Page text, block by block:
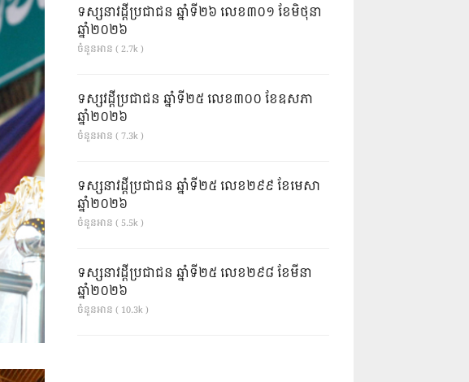
ទស្សនាវដ្ដីប្រជាជន ឆ្នាំទី២៦ លេខ៣០១ ខែមិថុនា
ឆ្នាំ២០២៦
ចំនួនអាន ( 2.7k )
ទស្សវដ្តីប្រជាជន ឆ្នាំទី២៥ លេខ៣០០ ខែឧសភា
ឆ្នាំ២០២៦
ចំនួនអាន ( 7.3k )
ទស្សនាវដ្ដីប្រជាជន ឆ្នាំទី២៥ លេខ២៩៩ ខែមេសា
ឆ្នាំ២០២៦
ចំនួនអាន ( 5.5k )
ទស្សនាវដ្ដីប្រជាជន ឆ្នាំទី២៥ លេខ២៩៨ ខែមីនា
ឆ្នាំ២០២៦
ចំនួនអាន ( 10.3k )